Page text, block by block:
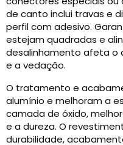
de canto inclui travas e
perfil com adesivo.
estejam quadradas e
desalinhamento afeta o
e a vedação.
O tratamento e
alumínio e melhoram a
camada de óxido,
e a dureza. O
durabilidade,